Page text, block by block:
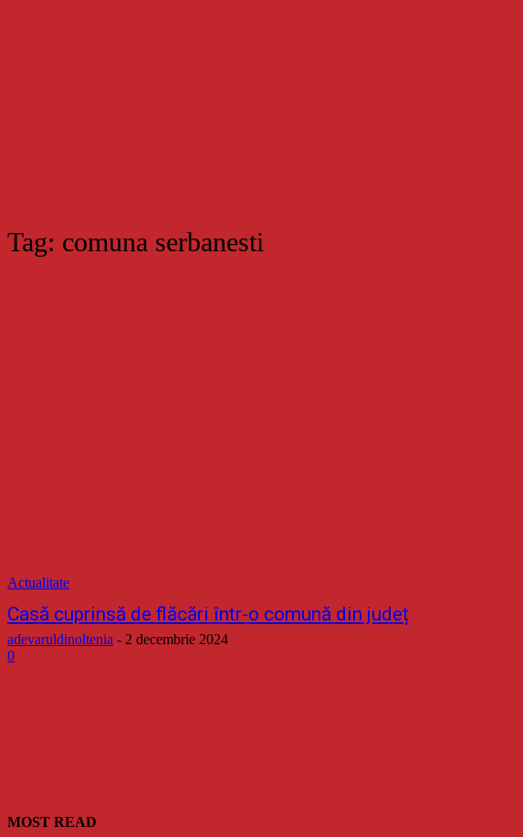
Tag: comuna serbanesti
Actualitate
Casă cuprinsă de flăcări într-o comună din județ
adevaruldinoltenia - 2 decembrie 2024
0
MOST READ